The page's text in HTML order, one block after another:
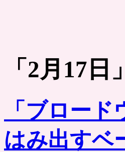
「 2月17日
「ブロー
はみ出すベ